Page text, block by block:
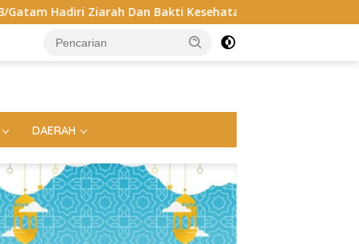
Bakti Kesehatan HUT Ke-1 Kodam XXI/Radin Inten
DAERAH